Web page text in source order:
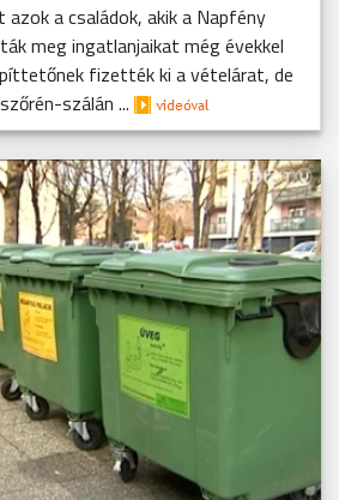
a családok, akik a Napfény
meg ingatlanjaikat még évekkel
fizették ki a vételárat, de
szálán ...